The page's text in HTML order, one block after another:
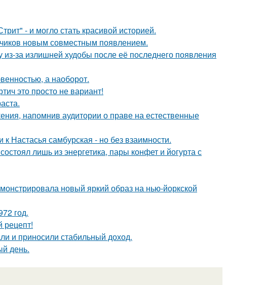
- и могло стать красивой историей.
новым совместным появлением.
за излишней худобы после её последнего появления
а наоборот.
это просто не вариант!
напомнив аудитории о праве на естественные
Настасья самбурская - но без взаимности.
лишь из энергетика, пары конфет и йогурта с
новый яркий образ на нью-йоркской
год.
рецепт!
и приносили стабильный доход.
день.